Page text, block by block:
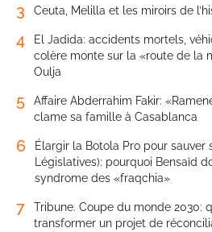
3 Ceuta, Melilla et les miroirs de
4
El Jadida: accidents mortels,
colère monte sur la «route de la
Oulja
5
Affaire Abderrahim Fakir:
clame sa famille à Casablanca
6
Élargir la Botola Pro pour sauver
Législatives): pourquoi Bensaïd
syndrome des «fraqchia»
7
Tribune. Coupe du monde 2030:
transformer un projet de